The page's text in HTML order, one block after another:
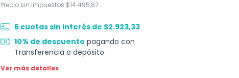
Precio sin impuestos $14.495,87
6 cuotas sin interés de $2.923,33
10% de descuento pagando con
Transferencia o depósito
Ver más detalles